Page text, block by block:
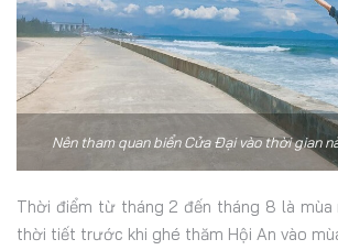
Nên tham quan biển Cửa Đại vào thời gian
Thời điểm từ tháng 2 đến tháng 8 là mùa
thời tiết trước khi ghé thăm Hội An vào